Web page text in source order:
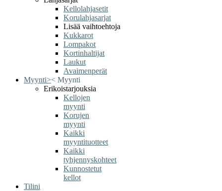
Kellolahjasetit
Korulahjasarjat
Lisää vaihtoehtoja
Kukkarot
Lompakot
Kortinhaltijat
Laukut
Avaimenperät
Myynti>< Myynti
Erikoistarjouksia
Kellojen
myynti
Korujen
myynti
Kaikki
myyntituotteet
Kaikki
tyhjennyskohteet
Kunnostetut
kellot
Tilini